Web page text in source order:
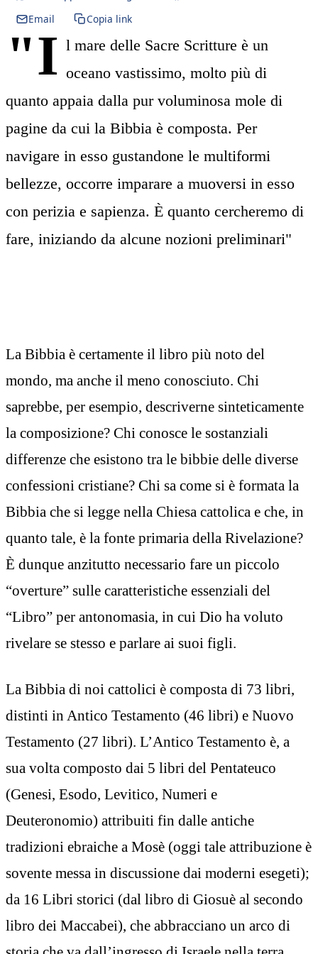
Email
Copia link
"I l mare delle Sacre Scritture è un
oceano vastissimo, molto più di
quanto appaia dalla pur voluminosa mole di
pagine da cui la Bibbia è composta. Per
navigare in esso gustandone le multiformi
bellezze, occorre imparare a muoversi in esso
con perizia e sapienza. È quanto cercheremo di
fare, iniziando da alcune nozioni preliminari"
La Bibbia è certamente il libro più noto del
mondo, ma anche il meno conosciuto. Chi
saprebbe, per esempio, descriverne sinteticamente
la composizione? Chi conosce le sostanziali
differenze che esistono tra le bibbie delle diverse
confessioni cristiane? Chi sa come si è formata la
Bibbia che si legge nella Chiesa cattolica e che, in
quanto tale, è la fonte primaria della Rivelazione?
È dunque anzitutto necessario fare un piccolo
“overture” sulle caratteristiche essenziali del
“Libro” per antonomasia, in cui Dio ha voluto
rivelare se stesso e parlare ai suoi figli.
La Bibbia di noi cattolici è composta di 73 libri,
distinti in Antico Testamento (46 libri) e Nuovo
Testamento (27 libri). L’Antico Testamento è, a
sua volta composto dai 5 libri del Pentateuco
(Genesi, Esodo, Levitico, Numeri e
Deuteronomio) attribuiti fin dalle antiche
tradizioni ebraiche a Mosè (oggi tale attribuzione è
sovente messa in discussione dai moderni esegeti);
da 16 Libri storici (dal libro di Giosuè al secondo
libro dei Maccabei), che abbracciano un arco di